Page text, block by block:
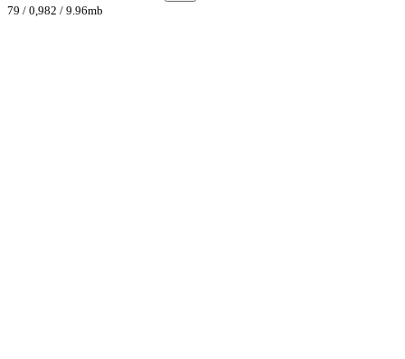
79 / 0,982 / 9.96mb